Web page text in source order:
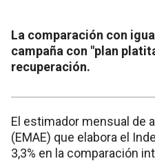
La comparación con
campaña con "plan
recuperación.
El estimador mensual de
(EMAE) que elabora el
3,3% en la comparación